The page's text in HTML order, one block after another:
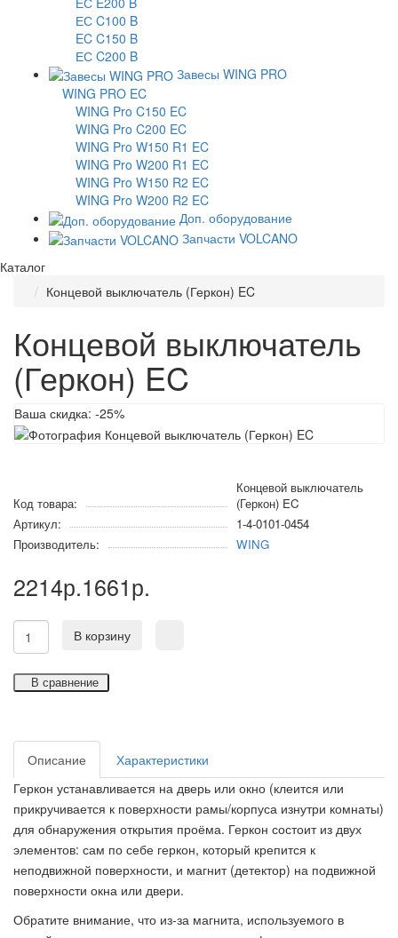
ЕС C100 B
EC C150 B
ЕС C200 B
Завесы WING PRO
WING PRO EC
WING Pro C150 EC
WING Pro C200 EC
WING Pro W150 R1 EC
WING Pro W200 R1 EC
WING Pro W150 R2 EC
WING Pro W200 R2 EC
Доп. оборудование
Запчасти VOLCANO
Каталог
Концевой выключатель (Геркон) EC
Концевой выключатель
(Геркон) EC
Ваша скидка: -25%
Код товара:
Концевой выключатель
(Геркон) EC
Артикул:
1-4-0101-0454
Производитель:
WING
2214р.1661р.
В корзину
В сравнение
Описание
Характеристики
Геркон устанавливается на дверь или окно (клеится или
прикручивается к поверхности рамы/корпуса изнутри комнаты)
для обнаружения открытия проёма. Геркон состоит из двух
элементов: сам по себе геркон, который крепится к
неподвижной поверхности, и магнит (детектор) на подвижной
поверхности окна или двери.
Обратите внимание, что из-за магнита, используемого в